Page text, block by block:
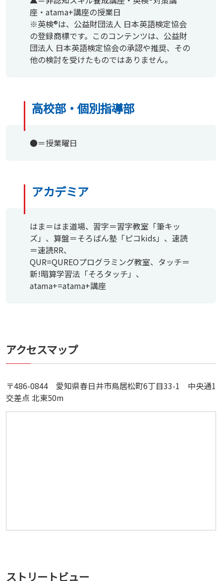
座・atama+講座の授業日
※英検®は、公益財団法人 日本英語検定協会
の登録商標です。このコンテンツは、公益財
団法人 日本英語検定協会の承認や推奨、その
他の検討を受けたものではありません。
高校部・個別指導部
●＝授業曜日
アカデミア
はま＝はま道場、習字＝習字教室「筆キッ
ズ」、算盤＝そろばん塾「ピコkids」、速読
＝速読RR、
QUR=QUREOプログラミング教室、タッチ＝
新!暗算学習法「そろタッチ」、
atama+=atama+講座
アクセスマップ
〒486-0844 愛知県春日井市鳥居松町6丁目33-1 中央通1
交差点 北東50m
ストリートビュー